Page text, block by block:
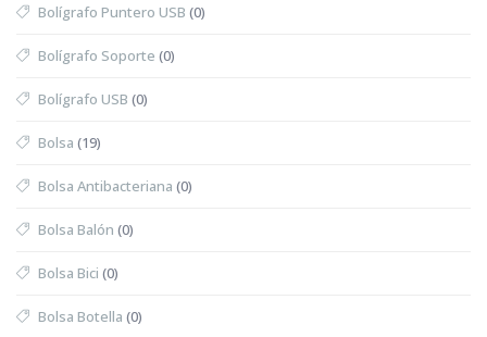
Bolígrafo Puntero USB (0)
Bolígrafo Soporte (0)
Bolígrafo USB (0)
Bolsa (19)
Bolsa Antibacteriana (0)
Bolsa Balón (0)
Bolsa Bici (0)
Bolsa Botella (0)